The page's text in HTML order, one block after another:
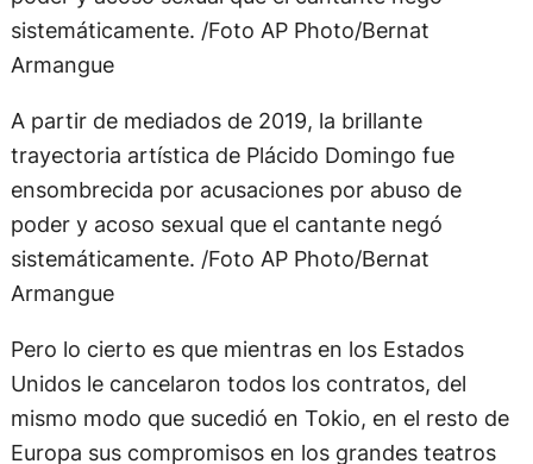
A partir de mediados de 2019, la brillante
trayectoria artística de Plácido Domingo fue
ensombrecida por acusaciones por abuso de
poder y acoso sexual que el cantante negó
sistemáticamente. /Foto AP Photo/Bernat
Armangue
Pero lo cierto es que mientras en los Estados
Unidos le cancelaron todos los contratos, del
mismo modo que sucedió en Tokio, en el resto de
Europa sus compromisos en los grandes teatros